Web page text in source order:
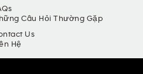
Câu Hỏi Thường Gặp
Us
Hệ